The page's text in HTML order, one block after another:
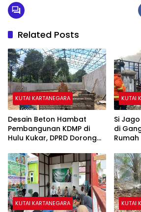
Related Posts
KUTAI KARTANEGARA
Desain Beton Hambat
Pembangunan KDMP di
Hulu Kukar, DPRD Dorong
KUTAI
Si
di
KUTAI KARTANEGARA KUTAI